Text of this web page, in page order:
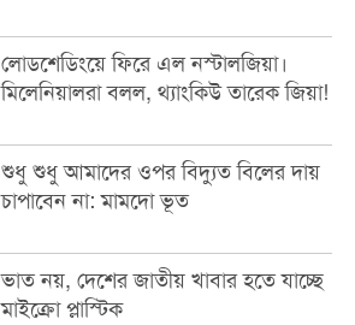
লোডশেডিংয়ে ফিরে এল নস্টালজিয়া।
মিলেনিয়ালরা বলল, থ্যাংকিউ তারেক জিয়া!
শুধু শুধু আমাদের ওপর বিদ্যুত বিলের দায়
চাপাবেন না: মামদো ভূত
ভাত নয়, দেশের জাতীয় খাবার হতে যাচ্ছে
মাইক্রো প্লাস্টিক